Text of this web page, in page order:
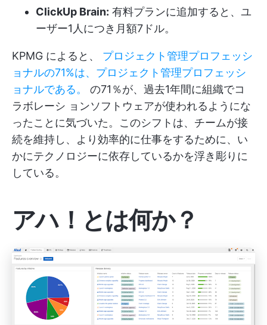
ClickUp Brain: 有料プランに追加すると、ユ
ーザー1人につき月額7ドル。
KPMG によると、 プロジェクト管理プロフェッシ
ョナルの71%は、プロジェクト管理プロフェッシ
ョナルである。
の71％が、過去1年間に組織でコ
ラボレーシ ョンソフトウェアが使われるようにな
ったことに気づいた。このシフトは、チームが接
続を維持し、より効率的に仕事をするために、い
かにテクノロジーに依存しているかを浮き彫りに
している。
アハ！とは何か？